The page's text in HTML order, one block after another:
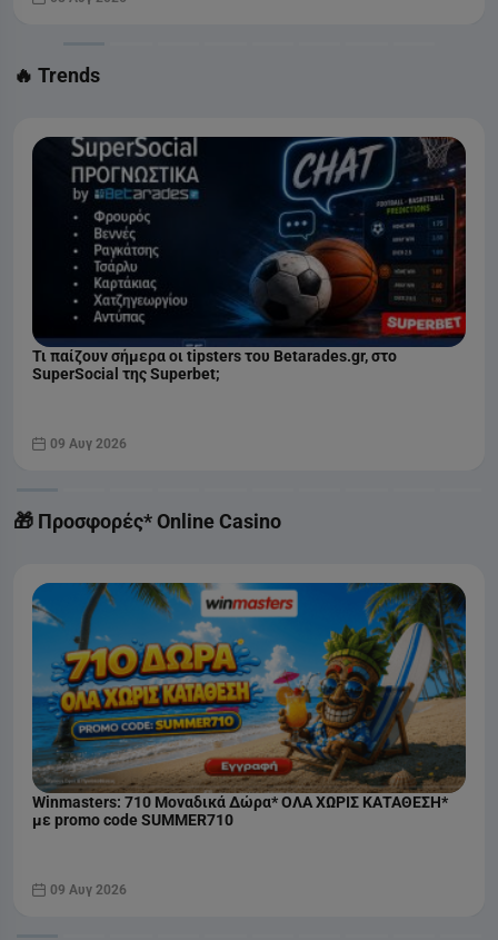
🔥 Trends
Τι παίζουν σήμερα οι tipsters του Betarades.gr, στο
SuperSocial της Superbet;
09 Αυγ 2026
🎁 Προσφορές* Online Casino
Winmasters: 710 Μοναδικά Δώρα* ΟΛΑ ΧΩΡΙΣ ΚΑΤΑΘΕΣΗ*
με promo code SUMMER710
09 Αυγ 2026